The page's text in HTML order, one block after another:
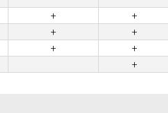
+ +
+ +
+ +
+